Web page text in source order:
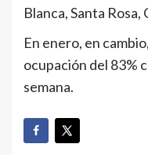
Blanca, Santa Rosa,
En enero, en
ocupación del 83%
semana.